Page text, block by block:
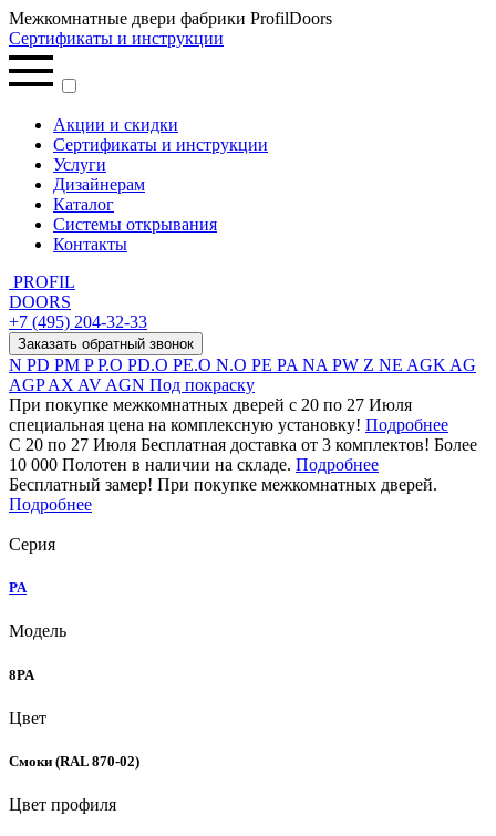
Межкомнатные двери фабрики ProfilDoors
Сертификаты и инструкции
Акции и скидки
Сертификаты и инструкции
Услуги
Дизайнерам
Каталог
Системы открывания
Контакты
PROFIL
DOORS
+7 (495) 204-32-33
Заказать обратный звонок
N PD PM PP.O PD.O PE.O N.O PE PA NA PW Z NE AGK AG
AGPAX AV AGN Под покраску
При покупке межкомнатных дверей c 20 по 27 Июля
специальная цена на комплексную установку! Подробнее
С 20 по 27 Июля Бесплатная доставка от 3 комплектов! Более
10 000 Полотен в наличии на складе. Подробнее
Бесплатный замер! При покупке межкомнатных дверей.
Подробнее
Серия
PA
Модель
8PA
Цвет
Смоки (RAL 870-02)
Цвет профиля